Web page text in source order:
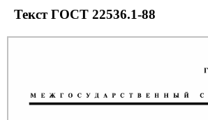
Текст ГОСТ 22536.1-88